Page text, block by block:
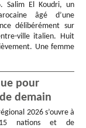
Salim El Koudri, un
âgé d’une
délibérément sur
ville italien. Huit
Une femme
pour
demain
2026 s’ouvre à
15 nations et de